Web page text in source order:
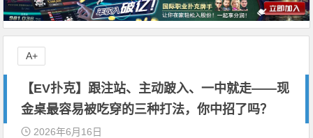
【EV扑克】跟注站、主动跛入、一中就走——现
金桌最容易被吃穿的三种打法，你中招了吗？
2026年6月16日
A+